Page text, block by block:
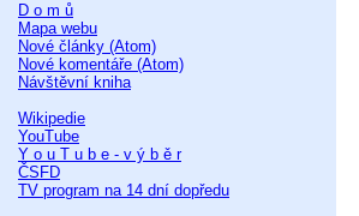
D o m ů
Mapa webu
Nové články (Atom)
Nové komentáře (Atom)
Návštěvní kniha
Wikipedie
YouTube
Y o u T u b e - v ý b ě r
ČSFD
TV program na 14 dní dopředu